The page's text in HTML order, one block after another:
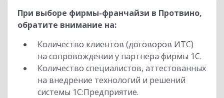
При выборе фирмы-франчайзи в Протвино,
обратите внимание на:
Количество клиентов (договоров ИТС)
на сопровождении у партнера фирмы 1С.
Количество специалистов, аттестованных
на внедрение технологий и решений
системы 1С:Предприятие.